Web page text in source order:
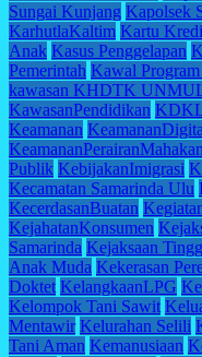
Sungai Kunjang Kapolsek
KarhutlaKaltim Kartu
Anak Kasus Penggelapan
Pemerintah Kawal
kawasan KHDTK
KawasanPendidikan
Keamanan
Publik KebijakanImigrasi
Kecamatan Samarinda Ulu
KecerdasanBuatan
KejahatanKonsumen
Samarinda Kejaksaan
Anak Muda Kekerasan
Doktet KelangkaanLPG
Kelompok Tani Sawit
Mentawir Kelurahan Selili
Tani Aman Kemanusiaan